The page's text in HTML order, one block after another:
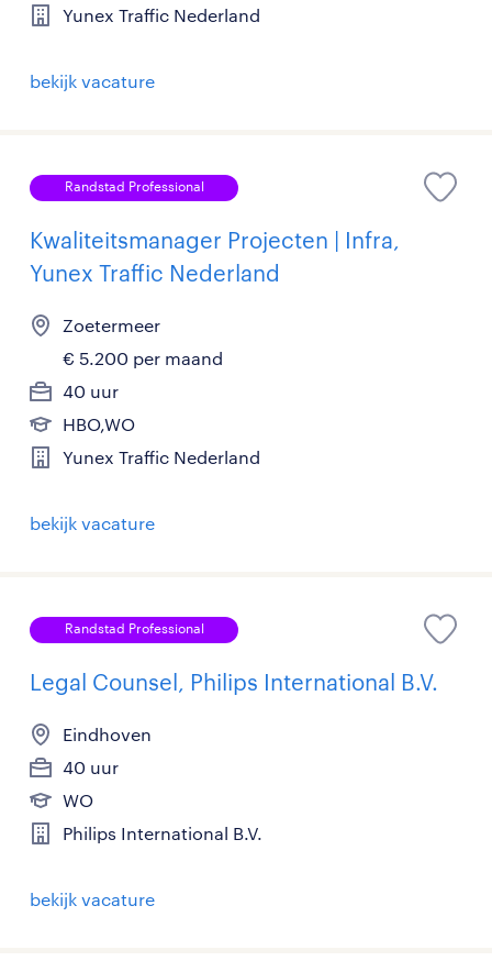
Yunex Traffic Nederland
bekijk vacature
Randstad Professional
Kwaliteitsmanager Projecten | Infra,
Yunex Traffic Nederland
Zoetermeer
€ 5.200 per maand
40 uur
HBO,WO
Yunex Traffic Nederland
bekijk vacature
Randstad Professional
Legal Counsel, Philips International B.V.
Eindhoven
40 uur
WO
Philips International B.V.
bekijk vacature